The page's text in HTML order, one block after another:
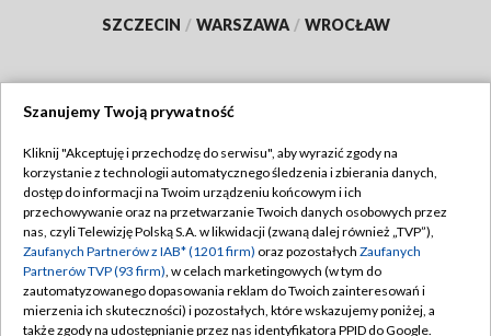
SZCZECIN / WARSZAWA / WROCŁAW
TVP
Abonament TVP
Emisja w TVP
Centrum informacji TVP
Naziemna Telewizja Cyfrowa
Regulamin TVP
Polityka prywatności
Moje zgody
Pomoc
Szanujemy Twoją prywatność
Kliknij "Akceptuję i przechodzę do serwisu", aby wyrazić zgody na
korzystanie z technologii automatycznego śledzenia i zbierania danych,
dostęp do informacji na Twoim urządzeniu końcowym i ich
przechowywanie oraz na przetwarzanie Twoich danych osobowych przez
nas, czyli Telewizję Polską S.A. w likwidacji (zwaną dalej również „TVP”),
Zaufanych Partnerów z IAB* (1201 firm) oraz pozostałych Zaufanych
Partnerów TVP (93 firm), w celach marketingowych (w tym do
zautomatyzowanego dopasowania reklam do Twoich zainteresowań i
mierzenia ich skuteczności) i pozostałych, które wskazujemy poniżej, a
także zgody na udostępnianie przez nas identyfikatora PPID do Google.